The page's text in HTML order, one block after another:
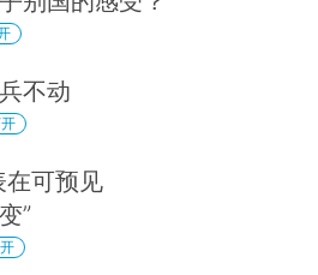
不动
在可预见
”